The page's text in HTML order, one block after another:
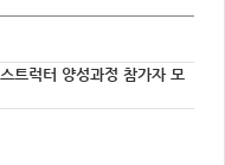
트럭터 양성과정 참가자 모